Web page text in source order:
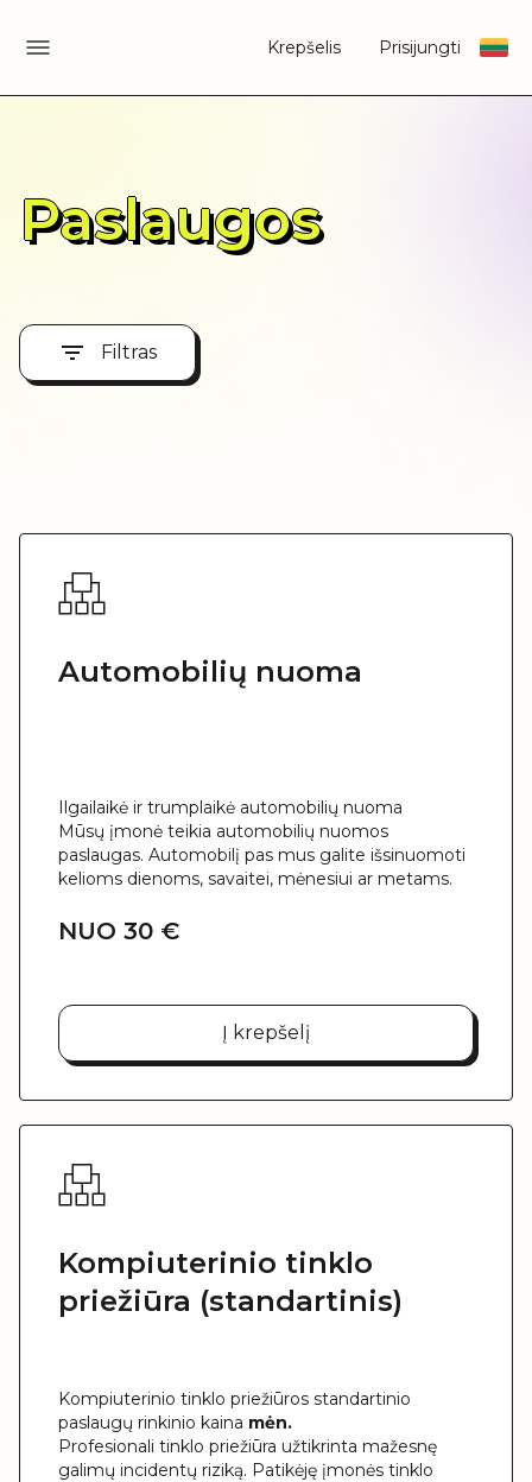
Krepšelis Prisijungti
Paslaugos
Filtras
Automobilių nuoma
Ilgailaikė ir trumplaikė automobilių nuoma
Mūsų įmonė teikia automobilių nuomos
paslaugas. Automobilį pas mus galite išsinuomoti
kelioms dienoms, savaitei, mėnesiui ar metams.
NUO 30 €
Į krepšelį
Kompiuterinio tinklo
priežiūra (standartinis)
Kompiuterinio tinklo priežiūros standartinio
paslaugų rinkinio kaina mėn.
Profesionali tinklo priežiūra užtikrinta mažesnę
galimų incidentų riziką. Patikėję įmonės tinklo